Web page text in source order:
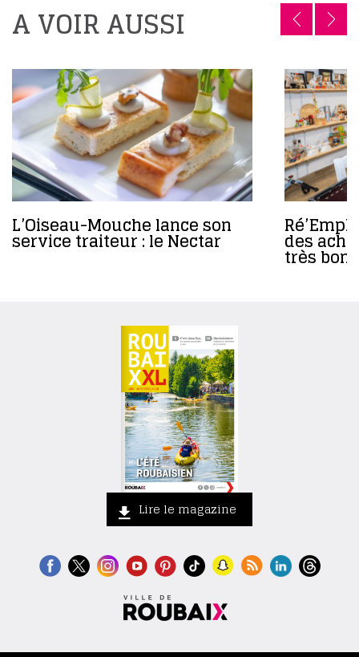
A VOIR AUSSI
L’Oiseau-Mouche lance son
service traiteur : le Nectar des
très
Lire le magazine